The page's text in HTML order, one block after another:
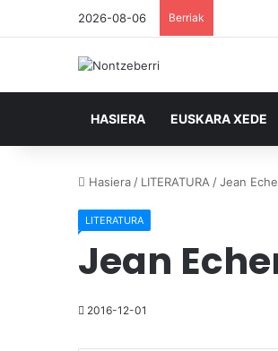
2026-08-06 Berriak
HASIERA EUSKARA XEDE
Hasiera / LITERATURA /Jean
LITERATURA
Jean
2016-12-01